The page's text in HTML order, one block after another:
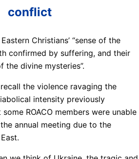
conflict
Christians’ “sense of the
confirmed by suffering, and their
the divine mysteries”.
the violence ravaging the
intensity previously
ROACO members were unable
annual meeting due to the